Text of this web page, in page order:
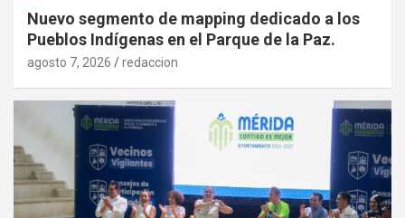
Nuevo segmento de mapping dedicado a los
Pueblos Indígenas en el Parque de la Paz.
agosto 7, 2026 redaccion